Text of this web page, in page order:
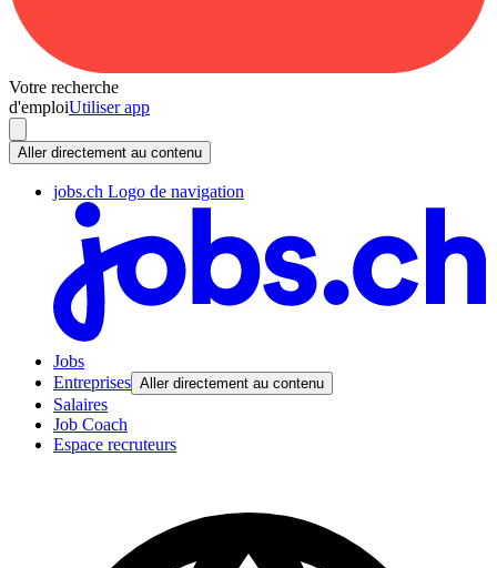
Votre recherche
d'emploiUtiliser app
Aller directement au contenu
jobs.ch Logo de navigation
Jobs
Entreprises Aller directement au contenu
Salaires
Job Coach
Espace recruteurs